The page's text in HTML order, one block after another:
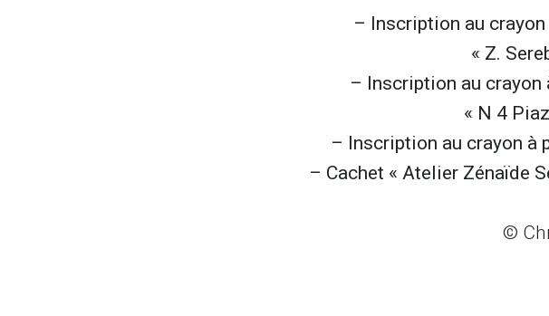
– Inscription au
« Z.
– Inscription au crayon
« N 4
– Inscription au crayon à
– Cachet « Atelier Zénaïde
©